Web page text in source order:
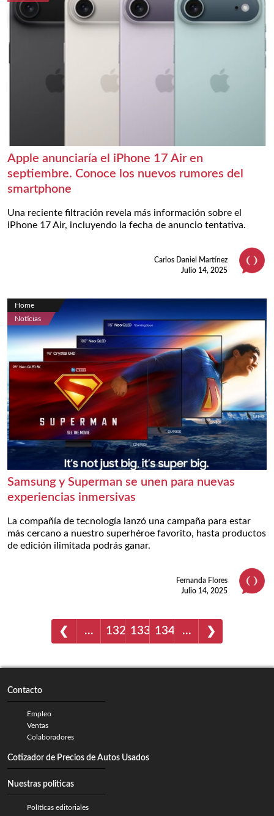
Apple anunciaría el iPhone 17 Air en
septiembre. Conoce los nuevos rumores del
smartphone
Una reciente filtración revela más información sobre el
iPhone 17 Air, incluyendo la fecha de anuncio tentativa.
Carlos Daniel Martínez
Julio 14, 2025
Home
Noticias
Samsung y Superman se unen para nuevas
experiencias inmersivas
La compañía de tecnología lanzó una campaña para estar
más cercano a nuestro superhéroe favorito, hasta productos
de edición ilimitada podrás ganar.
Fernanda Flores
Julio 14, 2025
❮ … 132 133 134 … ❯
Contacto
Empleo
Ventas
Colaboradores
Cotizador de Precios de Autos Usados
Nuestras politicas
Políticas editoriales